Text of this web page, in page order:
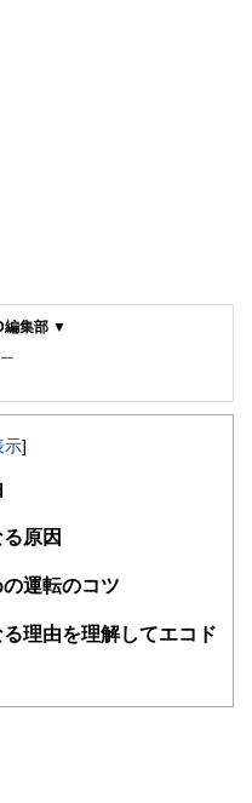
編集部 ▼
、経済に関する記事を、日々
ようわかりやすく発信していま
」に関する書籍・雑誌の編集経
ら記事掲載まですべての工程に
士、相続診断士、住宅ローンア
公認会計士、社会保険労務
ト、キャリアコンサルタントな
示]
原因
運転のコツ
理由を理解してエコド